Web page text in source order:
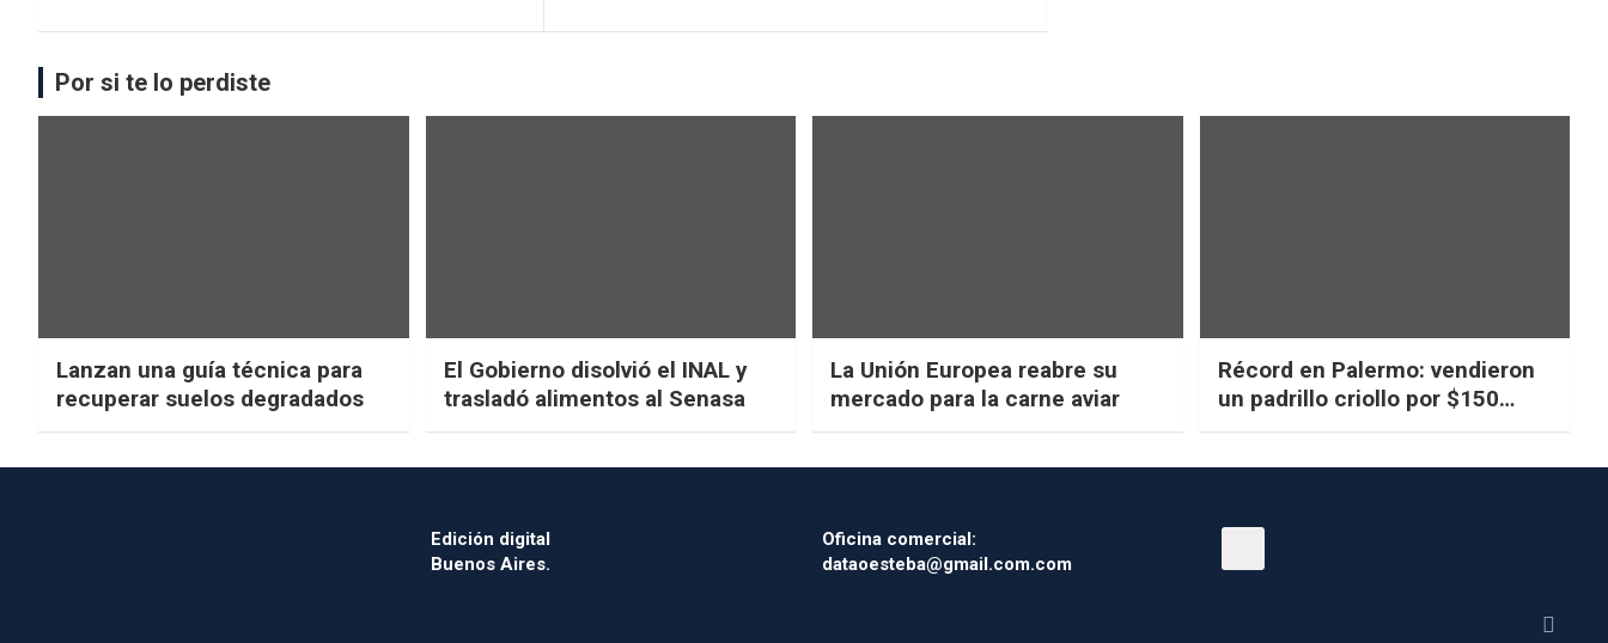
Por si te lo perdiste
Lanzan una guía técnica para
recuperar suelos degradados
El Gobierno disolvió el INAL y
trasladó alimentos al Senasa
La Unión Europea reabre su
mercado para la carne aviar
Récord en Palermo: vendieron
un padrillo criollo por $150
millones
Edición digital
Buenos Aires.
Oficina comercial:
dataoesteba@gmail.com.com